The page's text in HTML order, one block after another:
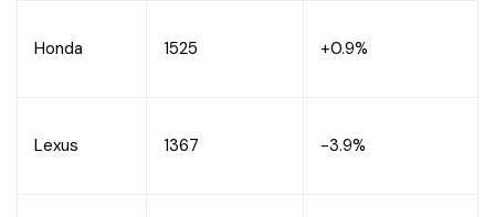
Honda 1525 +0.9%
Lexus 1367 -3.9%